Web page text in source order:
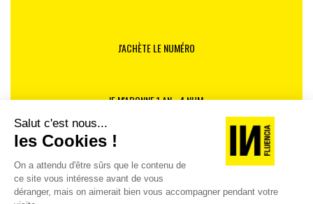
J'ACHÈTE LE NUMÉRO
JE M'ABONNE 1 AN - 4 NUM.
JE DÉCOUVRE LES NUMÉROS PRÉCÉDENTS
Je suis déjà abonné(e) :je consulte la revue en